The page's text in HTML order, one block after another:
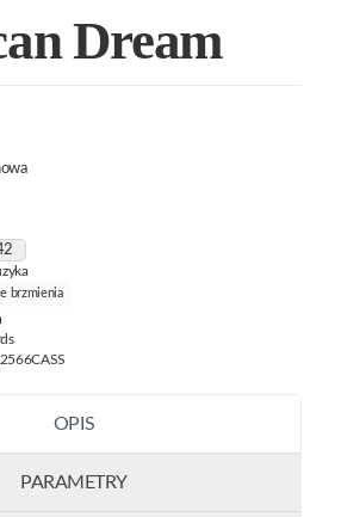
Dream
brzmienia
OPIS
PARAMETRY